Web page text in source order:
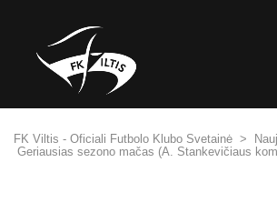
FK Viltis - Oficiali Futbolo Klubo Svetainė >
Geriausias sezono mačas (A. Stankevičiaus